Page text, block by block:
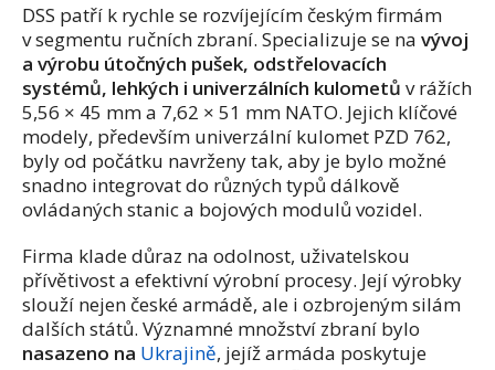
DSS patří k rychle se rozvíjejícím českým firmám
v segmentu ručních zbraní. Specializuje se na vývoj
a výrobu útočných pušek, odstřelovacích
systémů, lehkých i univerzálních kulometů v rážích
5,56 × 45 mm a 7,62 × 51 mm NATO. Jejich klíčové
modely, především univerzální kulomet PZD 762,
byly od počátku navrženy tak, aby je bylo možné
snadno integrovat do různých typů dálkově
ovládaných stanic a bojových modulů vozidel.
Firma klade důraz na odolnost, uživatelskou
přívětivost a efektivní výrobní procesy. Její výrobky
slouží nejen české armádě, ale i ozbrojeným silám
dalších států. Významné množství zbraní bylo
nasazeno na Ukrajině, jejíž armáda poskytuje